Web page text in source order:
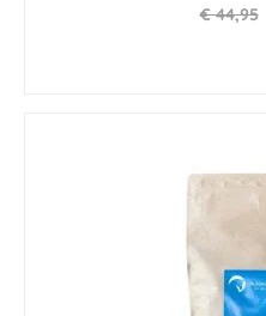
€ 44,95